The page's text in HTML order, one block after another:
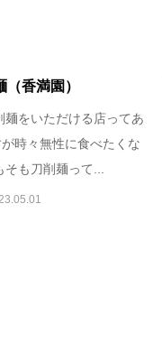
（香満園）
をいただける店ってあ
時々無性に食べたくな
も刀削麺って...